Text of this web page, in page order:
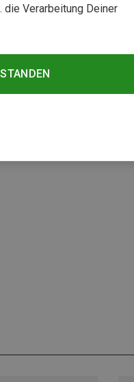
Verarbeitung Deiner